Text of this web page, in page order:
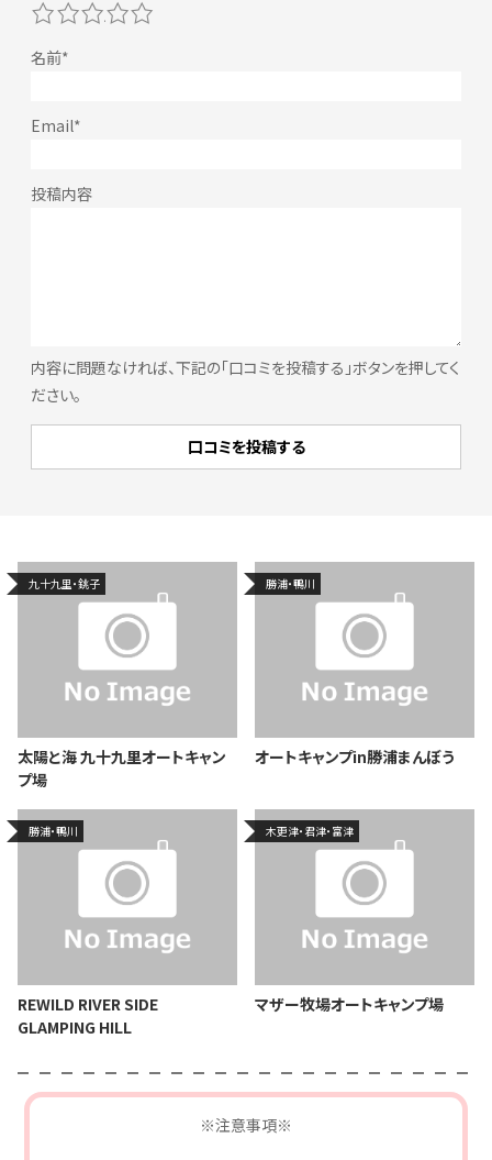
内容に問題なければ、下記の「口コミを投稿する」ボタンを押してく
ださい。
5
4
3
2
九十九里・銚子
太陽と海 九十九里オートキャン
プ場
勝浦・鴨川
オートキャンプin勝浦まんぼう
勝浦・鴨川
REWILD RIVER SIDE
GLAMPING HILL
木更津・君津・富津
マザー牧場オートキャンプ場
※注意事項※